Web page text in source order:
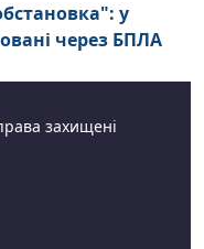
у
через БПЛА
захищені